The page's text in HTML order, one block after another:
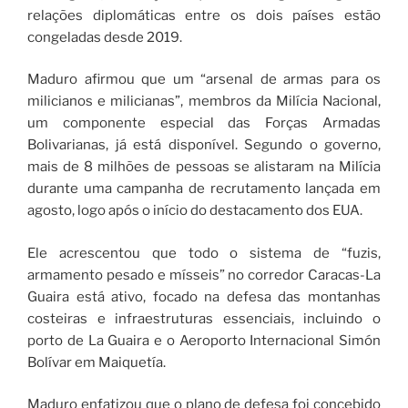
relações diplomáticas entre os dois países estão
congeladas desde 2019.
Maduro afirmou que um “arsenal de armas para os
milicianos e milicianas”, membros da Milícia Nacional,
um componente especial das Forças Armadas
Bolivarianas, já está disponível. Segundo o governo,
mais de 8 milhões de pessoas se alistaram na Milícia
durante uma campanha de recrutamento lançada em
agosto, logo após o início do destacamento dos EUA.
Ele acrescentou que todo o sistema de “fuzis,
armamento pesado e mísseis” no corredor Caracas-La
Guaira está ativo, focado na defesa das montanhas
costeiras e infraestruturas essenciais, incluindo o
porto de La Guaira e o Aeroporto Internacional Simón
Bolívar em Maiquetía.
Maduro enfatizou que o plano de defesa foi concebido